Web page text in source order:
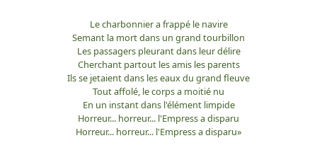
Le charbonnier a frappé le navire
Semant la mort dans un grand tourbillon
Les passagers pleurant dans leur délire
Cherchant partout les amis les parents
Ils se jetaient dans les eaux du grand fleuve
Tout affolé, le corps a moitié nu
En un instant dans l'élément limpide
Horreur... horreur... l'Empress a disparu
Horreur... horreur... l'Empress a disparu»